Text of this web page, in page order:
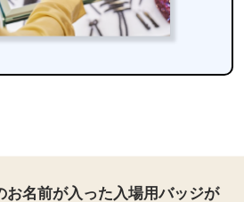
お名前が入った入場用バッジが